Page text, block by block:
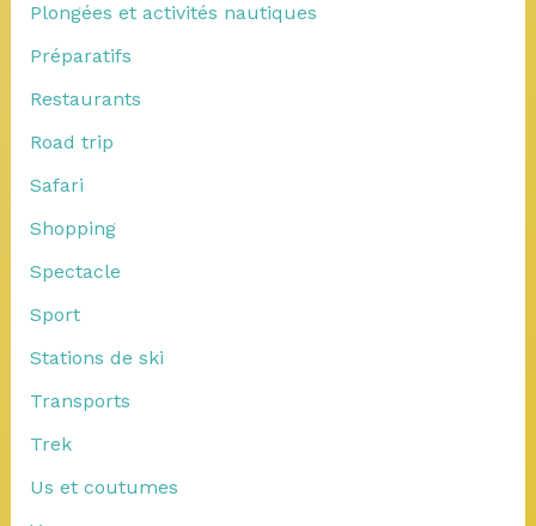
Plongées et activités nautiques
Préparatifs
Restaurants
Road trip
Safari
Shopping
Spectacle
Sport
Stations de ski
Transports
Trek
Us et coutumes